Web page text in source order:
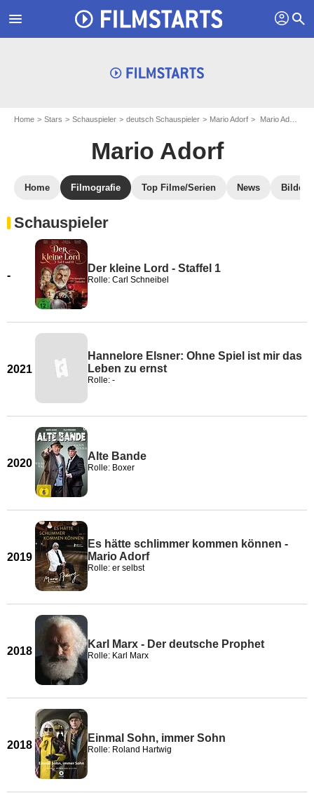
menu profil search
Home Stars Schauspieler deutsch Schauspieler Mario Adorf Mario Adorf: Filmografie
Mario Adorf
Home Filmografie Top Filme/Serien News Bilder
Schauspieler
-
Der kleine Lord - Staffel 1
Rolle: Carl Schneibel
2021
Hannelore Elsner: Ohne Spiel ist mir das
Leben zu ernst
Rolle: -
2020
Alte Bande
Rolle: Boxer
2019
Es hätte schlimmer kommen können -
Mario Adorf
Rolle: er selbst
2018
Karl Marx - Der deutsche Prophet
Rolle: Karl Marx
2018
Einmal Sohn, immer Sohn
Rolle: Roland Hartwig